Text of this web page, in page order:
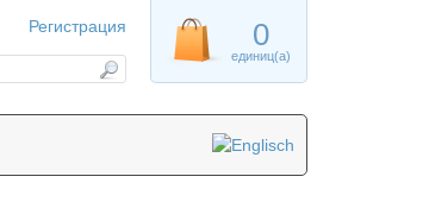
0
единиц(а)
Регистрация